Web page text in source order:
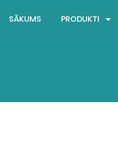
SĀKUMS PRODUKTI